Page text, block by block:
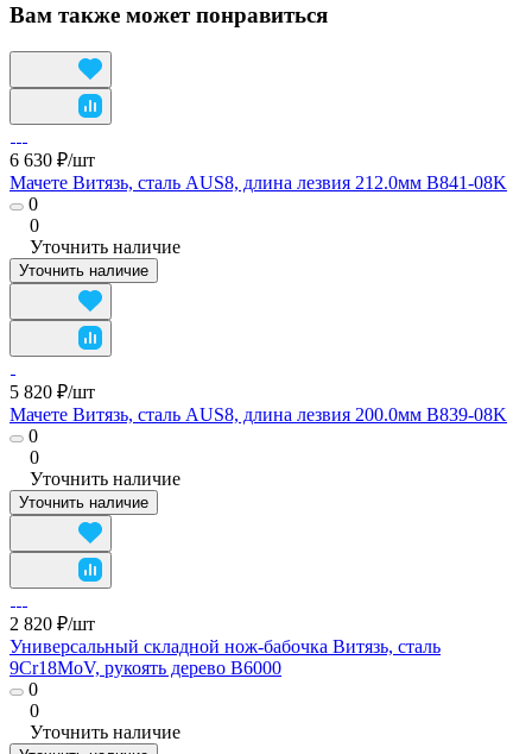
Вам также может понравиться
6 630 ₽/шт
Мачете Витязь, сталь AUS8, длина лезвия 212.0мм B841-08K
0
0
Уточнить наличие
Уточнить наличие
5 820 ₽/шт
Мачете Витязь, сталь AUS8, длина лезвия 200.0мм B839-08K
0
0
Уточнить наличие
Уточнить наличие
2 820 ₽/шт
Универсальный складной нож-бабочка Витязь, сталь
9Cr18MoV, рукоять дерево B6000
0
0
Уточнить наличие